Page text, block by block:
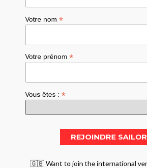
Votre nom*
Votre prénom*
Vous êtes :*
🇬🇧 Want to join the international